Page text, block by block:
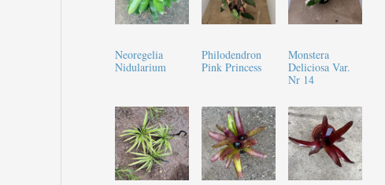
Neoregelia
Nidularium
Philodendron
Pink Princess
Monstera
Deliciosa Var.
Nr 14